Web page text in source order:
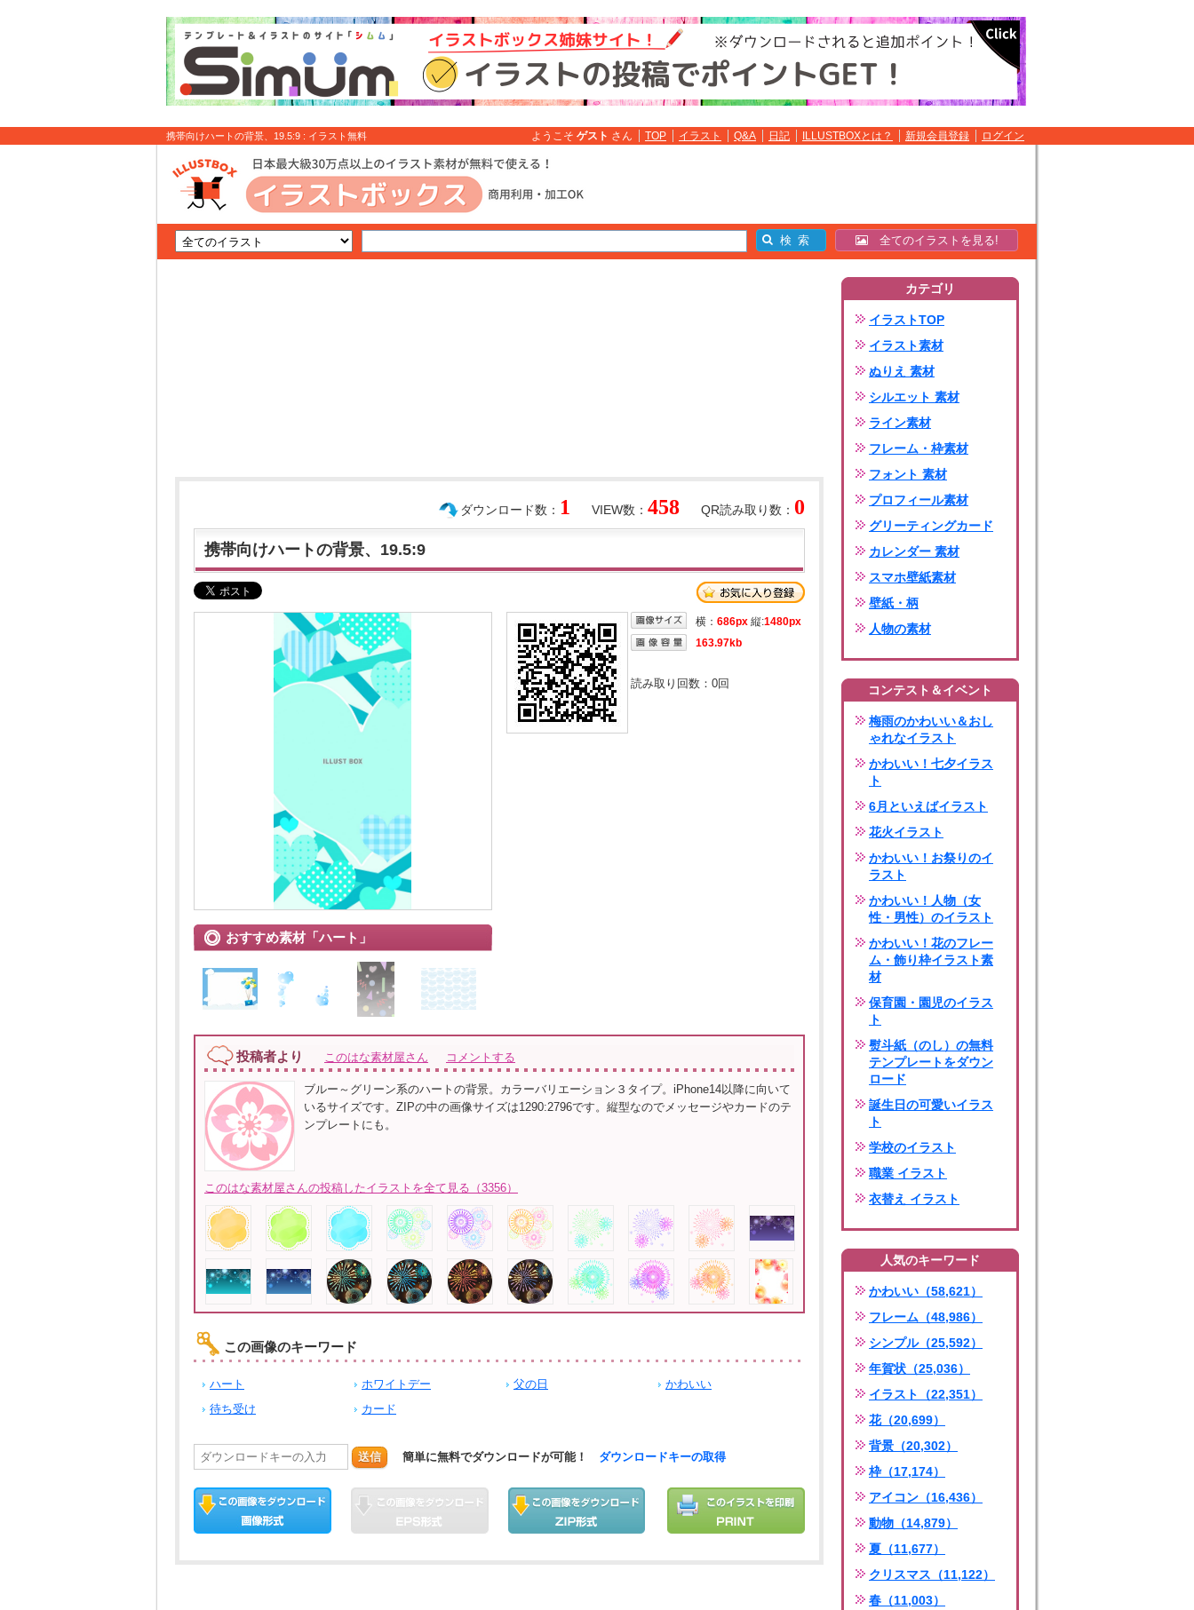
携帯向けハートの背景、19.5:9 : イラスト無料 ようこそ ゲスト さん TOP イラスト Q&A 日記 ILLUSTBOXとは？ 新規会員登録 ログイン
全てのイラストを見る!
QR読み取り数： 0
VIEW数： 458
ダウンロード数： 1
携帯向けハートの背景、19.5:9
おすすめ素材「ハート」
横： 686px 縦:1480px
163.97kb
読み取り回数： 0回
投稿者より このはな素材屋さん コメントする
ブルー～グリーン系のハートの背景。カラーバリエーション３タイプ。iPhone14以降に向いて
いるサイズです。ZIPの中の画像サイズは1290:2796です。縦型なのでメッセージやカードのテ
ンプレートにも。
このはな素材屋さんの投稿したイラストを全て見る（3356）
この画像のキーワード
ハート ホワイトデー 父の日
かわいい
待ち受け
カード
送信 簡単に無料でダウンロードが可能！ ダウンロードキーの取得
カテゴリ
イラストTOP
イラスト素材
ぬりえ 素材
シルエット 素材
ライン素材
フレーム・枠素材
フォント 素材
プロフィール素材
グリーティングカード
カレンダー 素材
スマホ壁紙素材
壁紙・柄
人物の素材
コンテスト＆イベント
梅雨のかわいい＆おし
ゃれなイラスト
かわいい！七夕イラス
ト
6月といえばイラスト
花火イラスト
かわいい！お祭りのイ
ラスト
かわいい！人物（女
性・男性）のイラスト
かわいい！花のフレー
ム・飾り枠イラスト素
材
保育園・園児のイラス
ト
熨斗紙（のし）の無料
テンプレートをダウン
ロード
誕生日の可愛いイラス
ト
学校のイラスト
職業 イラスト
衣替え イラスト
人気のキーワード
かわいい（58,621）
フレーム（48,986）
シンプル（25,592）
年賀状（25,036）
イラスト（22,351）
花（20,699）
背景（20,302）
枠（17,174）
アイコン（16,436）
動物（14,879）
夏（11,677）
クリスマス（11,122）
春（11,003）